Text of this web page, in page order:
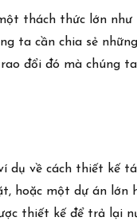
thách thức lớn như
ta cần chia sẻ
đổi đó mà chúng
dụ về cách thiết kế
hoặc một dự án lớn
thiết kế để trả lại